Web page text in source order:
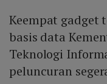
Keempat gadget
basis data
Teknologi
peluncuran